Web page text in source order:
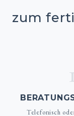
zum
Telefonisch